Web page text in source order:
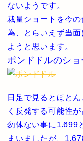
ないようです。
裁量ショートを今
為、とらいえず当
ようと思います。
ポンドドルのショ
日足で見るとほと
く反発する可能性が
勿体ない事に1.699
まいましたが、